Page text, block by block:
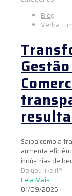
Blog
Verba
Saiba como a
aumenta
indústrias de
Do you like it?
Leia Mais
01/09/2025